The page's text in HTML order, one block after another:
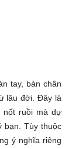
tay, bàn chân
lâu đời. Đây là
nốt ruồi mà dự
bạn. Tùy thuộc
ý nghĩa riêng